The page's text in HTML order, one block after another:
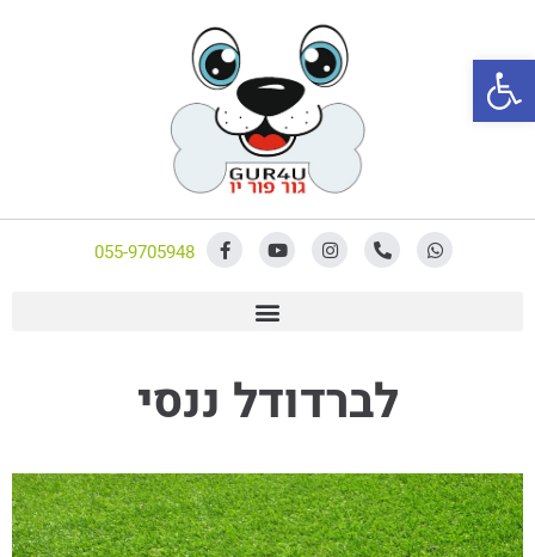
055-9705948
לברדודל ננסי
פתח סרגל נגישות